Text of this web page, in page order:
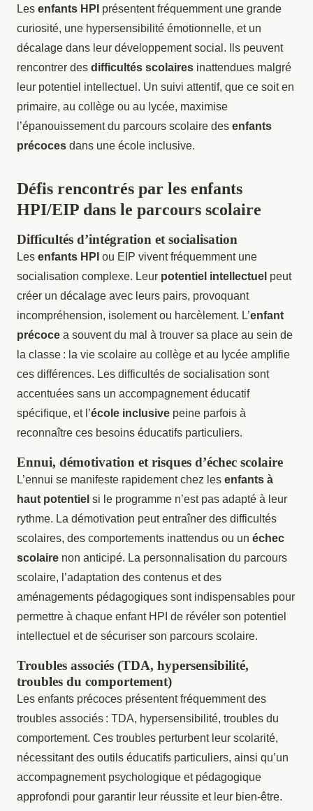
Les enfants HPI présentent fréquemment une grande
curiosité, une hypersensibilité émotionnelle, et un
décalage dans leur développement social. Ils peuvent
rencontrer des difficultés scolaires inattendues malgré
leur potentiel intellectuel. Un suivi attentif, que ce soit en
primaire, au collège ou au lycée, maximise
l’épanouissement du parcours scolaire des enfants
précoces dans une école inclusive.
Défis rencontrés par les enfants
HPI/EIP dans le parcours scolaire
Difficultés d’intégration et socialisation
Les enfants HPI ou EIP vivent fréquemment une
socialisation complexe. Leur potentiel intellectuel peut
créer un décalage avec leurs pairs, provoquant
incompréhension, isolement ou harcèlement. L’enfant
précoce a souvent du mal à trouver sa place au sein de
la classe : la vie scolaire au collège et au lycée amplifie
ces différences. Les difficultés de socialisation sont
accentuées sans un accompagnement éducatif
spécifique, et l’école inclusive peine parfois à
reconnaître ces besoins éducatifs particuliers.
Ennui, démotivation et risques d’échec scolaire
L’ennui se manifeste rapidement chez les enfants à
haut potentiel si le programme n’est pas adapté à leur
rythme. La démotivation peut entraîner des difficultés
scolaires, des comportements inattendus ou un échec
scolaire non anticipé. La personnalisation du parcours
scolaire, l’adaptation des contenus et des
aménagements pédagogiques sont indispensables pour
permettre à chaque enfant HPI de révéler son potentiel
intellectuel et de sécuriser son parcours scolaire.
Troubles associés (TDA, hypersensibilité,
troubles du comportement)
Les enfants précoces présentent fréquemment des
troubles associés : TDA, hypersensibilité, troubles du
comportement. Ces troubles perturbent leur scolarité,
nécessitant des outils éducatifs particuliers, ainsi qu’un
accompagnement psychologique et pédagogique
approfondi pour garantir leur réussite et leur bien-être.